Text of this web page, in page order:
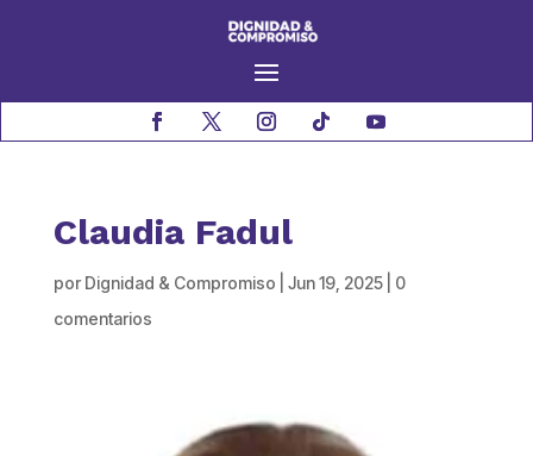
Claudia Fadul
por Dignidad & Compromiso Jun 19, 2025| 0
comentarios